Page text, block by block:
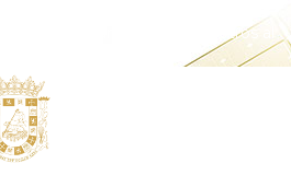
Comunícate con nosotros al